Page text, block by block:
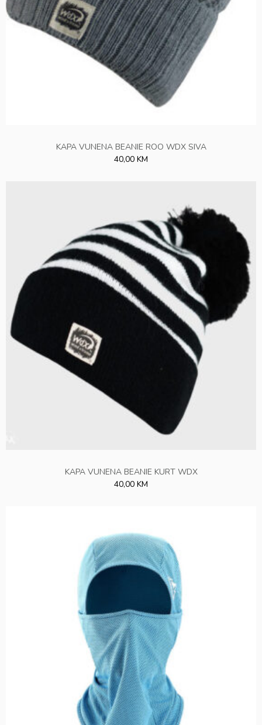
KAPA VUNENA BEANIE ROO WDX SIVA
40,00 KM
KAPA VUNENA BEANIE KURT WDX
40,00 KM